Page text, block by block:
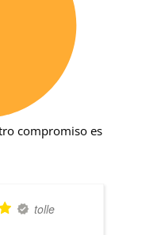
compromiso es
tolle